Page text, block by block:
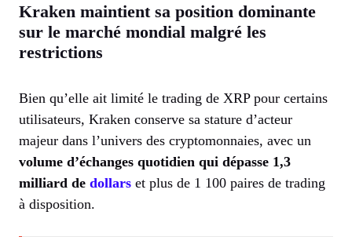
Kraken maintient sa position dominante
sur le marché mondial malgré les
restrictions
Bien qu’elle ait limité le trading de XRP pour certains
utilisateurs, Kraken conserve sa stature d’acteur
majeur dans l’univers des cryptomonnaies, avec un
volume d’échanges quotidien qui dépasse 1,3
milliard de dollars et plus de 1 100 paires de trading
à disposition.